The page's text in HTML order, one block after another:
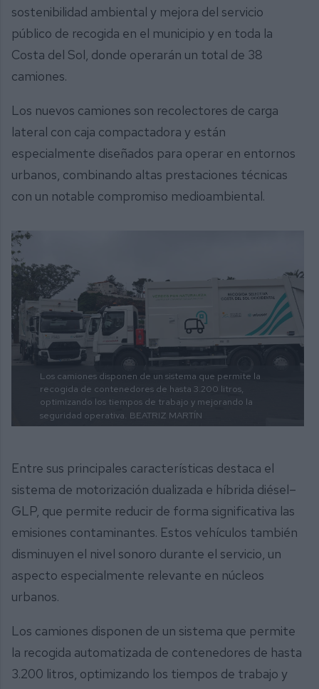
sostenibilidad ambiental y mejora del servicio
público de recogida en el municipio y en toda la
Costa del Sol, donde operarán un total de 38
camiones.
Los nuevos camiones son recolectores de carga
lateral con caja compactadora y están
especialmente diseñados para operar en entornos
urbanos, combinando altas prestaciones técnicas
con un notable compromiso medioambiental.
Los camiones disponen de un sistema que permite la
recogida de contenedores de hasta 3.200 litros,
optimizando los tiempos de trabajo y mejorando la
seguridad operativa. BEATRIZ MARTÍN
Entre sus principales características destaca el
sistema de motorización dualizada e híbrida diésel–
GLP, que permite reducir de forma significativa las
emisiones contaminantes. Estos vehículos también
disminuyen el nivel sonoro durante el servicio, un
aspecto especialmente relevante en núcleos
urbanos.
Los camiones disponen de un sistema que permite
la recogida automatizada de contenedores de hasta
3.200 litros, optimizando los tiempos de trabajo y